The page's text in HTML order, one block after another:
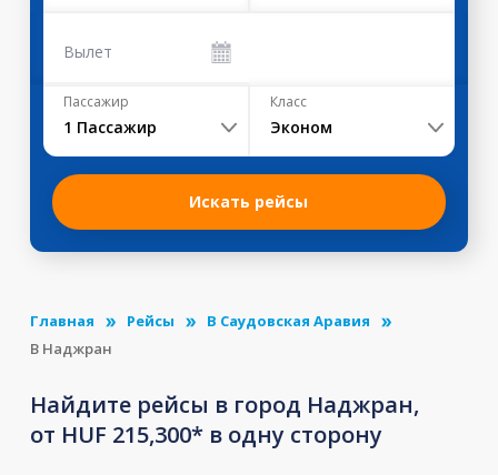
Вылет
Пассажир
1 Пассажир
Класс
Эконом
Искать рейсы
Главная Рейсы
В Саудовская Аравия
В Наджран
Найдите рейсы в город Наджран,
от HUF 215,300* в одну сторону